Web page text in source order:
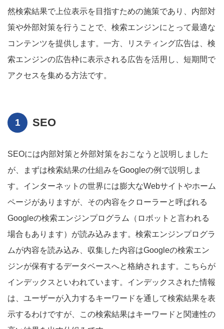
然検索結果で上位表示を目指すための施策であり、内部対
策や外部対策を行うことで、検索エンジンにとって最適な
コンテンツを提供します。一方、リスティング広告は、検
索エンジンの広告枠に表示される広告を活用し、短期間で
アクセスを集める方法です。
SEO
SEOには内部対策と外部対策をおこなうと説明しました
が、まずは検索結果の仕組みをGoogleの例で説明しま
す。インターネットの世界には膨大なWebサイトやホーム
ページがありますが、その内容をクローラーと呼ばれる
Googleの検索エンジンプログラム（ロボットと言われる
場合もあります）が読み込みます。検索エンジンプログラ
ムが内容を読み込み、収集した内容はGoogleの検索エン
ジンが保有するデータベースへと格納されます。こちらが
インデックスといわれています。インデックスされた情報
は、ユーザーが入力するキーワードを通して検索結果を表
示するわけですが、この検索結果はキーワードと関連性の